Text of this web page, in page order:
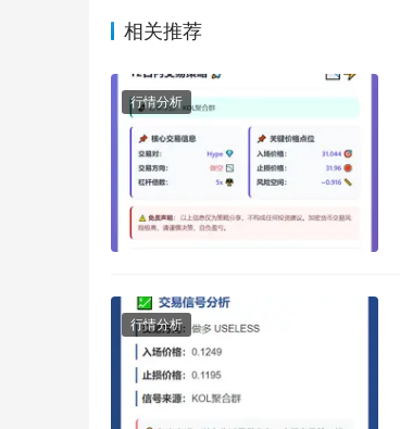
相关推荐
行情分析
行情分析